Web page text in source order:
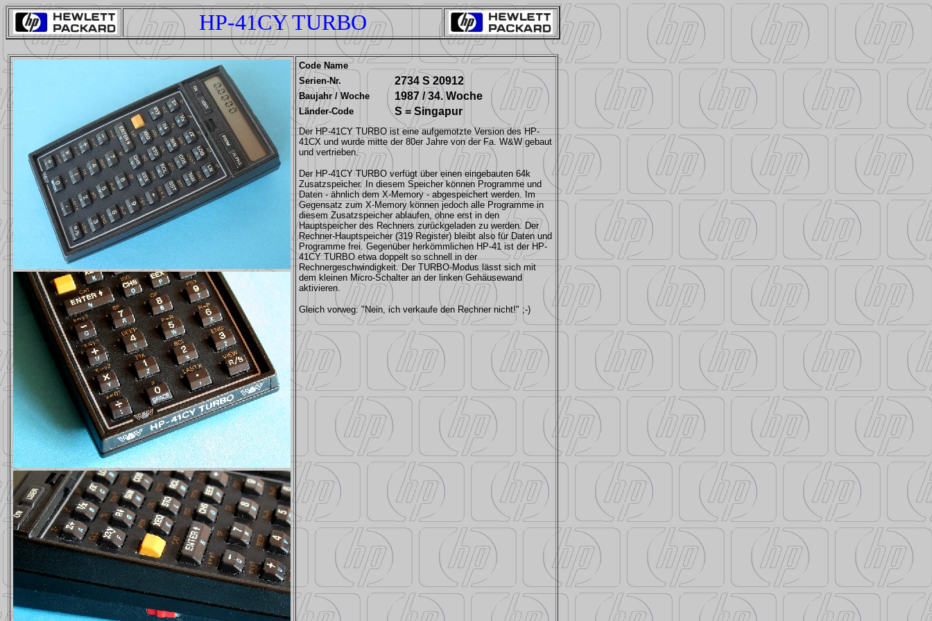
HP-41CY TURBO
Code Name
Serien-Nr.
2734 S 20912
Baujahr / Woche 1987 / 34. Woche
Länder-Code S = Singapur
Der HP-41CY TURBO ist eine aufgemotzte Version des HP-
41CX und wurde mitte der 80er Jahre von der Fa. W&W gebaut
und vertrieben.
Der HP-41CY TURBO verfügt über einen eingebauten 64k
Zusatzspeicher. In diesem Speicher können Programme und
Daten - ähnlich dem X-Memory - abgespeichert werden. Im
Gegensatz zum X-Memory können jedoch alle Programme in
diesem Zusatzspeicher ablaufen, ohne erst in den
Hauptspeicher des Rechners zurückgeladen zu werden. Der
Rechner-Hauptspeicher (319 Register) bleibt also für Daten und
Programme frei. Gegenüber herkömmlichen HP-41 ist der HP-
41CY TURBO etwa doppelt so schnell in der
Rechnergeschwindigkeit. Der TURBO-Modus lässt sich mit
dem kleinen Micro-Schalter an der linken Gehäusewand
aktivieren.
Gleich vorweg: "Nein, ich verkaufe den Rechner nicht!" ;-)